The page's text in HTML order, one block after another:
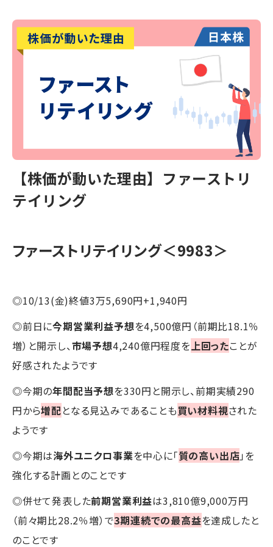
【株価が動いた理由】ファーストリ
テイリング
ファーストリテイリング＜9983＞
◎10/13(金)終値3万5,690円+1,940円
◎前日に今期営業利益予想を4,500億円（前期比18.1％
増）と開示し、市場予想4,240億円程度を 上回ったことが
好感されたようです
◎今期の年間配当予想を330円と開示し、前期実績290
円から増配となる見込みであることも買い材料視された
ようです
◎今期は海外ユニクロ事業を中心に「質の高い出店」を
強化する計画とのことです
◎併せて発表した前期営業利益は3,810億9,000万円
（前々期比28.2％増）で3期連続での最高益を達成したと
のことです